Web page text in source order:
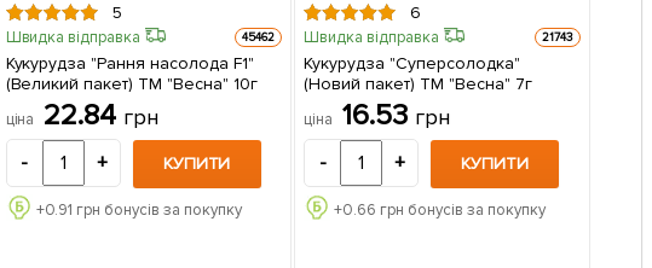
5
Швидка відправка 45462
Кукурудза "Рання насолода F1"
(Великий пакет) ТМ "Весна" 10г
ціна 22.84 грн
- + КУПИТИ
+0.91 грн бонусів за покупку
6
Швидка відправка 21743
Кукурудза "Суперсолодка"
(Новий пакет) ТМ "Весна" 7г
ціна 16.53 грн
- + КУПИТИ
+0.66 грн бонусів за покупку